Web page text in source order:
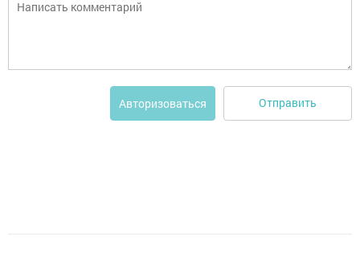
Авторизоваться Отправить